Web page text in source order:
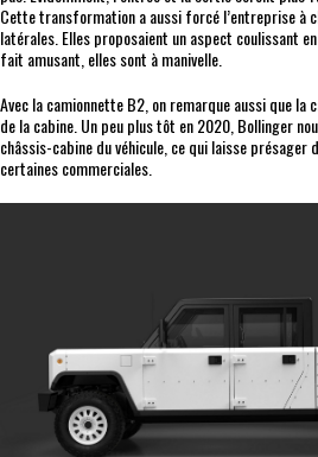
Cette transformation a aussi forcé l’entreprise à
latérales. Elles proposaient un aspect coulissant
fait amusant, elles sont à manivelle.
Avec la camionnette B2, on remarque aussi que
de la cabine. Un peu plus tôt en 2020, Bollinger
châssis-cabine du véhicule, ce qui laisse présager
certaines commerciales.